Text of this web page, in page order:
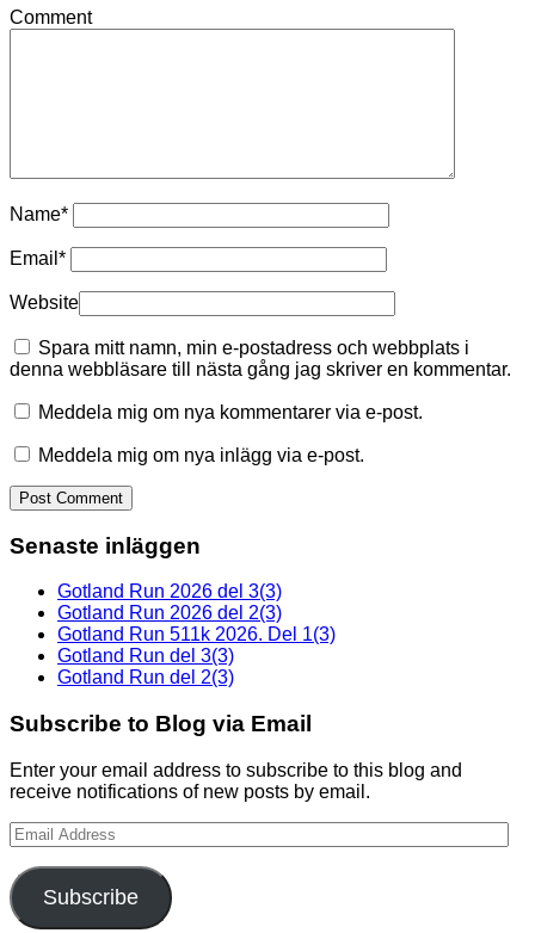
Comment
Name*
Email *
Website
Spara mitt namn, min e-postadress och webbplats i
denna webbläsare till nästa gång jag skriver en kommentar.
Meddela mig om nya kommentarer via e-post.
Meddela mig om nya inlägg via e-post.
Senaste inläggen
Gotland Run 2026 del 3(3)
Gotland Run 2026 del 2(3)
Gotland Run 511k 2026. Del 1(3)
Gotland Run del 3(3)
Gotland Run del 2(3)
Subscribe to Blog via Email
Enter your email address to subscribe to this blog and
receive notifications of new posts by email.
Email
Address
Subscribe